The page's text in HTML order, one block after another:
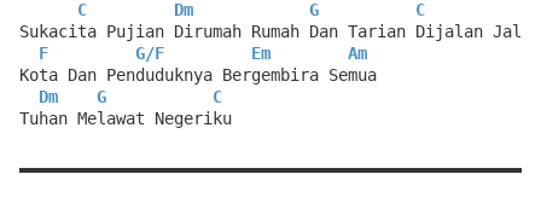
C
Dm G
C
Sukacita Pujian Dirumah Rumah Dan Tarian Dijalan Jalan
F
G/F Em
Am
Kota Dan Penduduknya Bergembira Semua
Dm
G
C
Tuhan Melawat Negeriku